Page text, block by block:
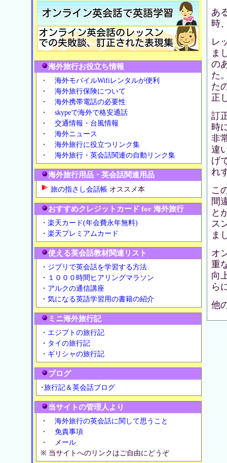
海外旅行お役立ち情報
・ 海外モバイルWifiレンタルが便利
・ 海外旅行保険について
・ 海外携帯電話の必要性
・ skypeで海外で格安通話
・ 交通情報・台風情報
・ 海外ニュース
・ 海外旅行に役立つリンク集
・ 海外旅行・英会話関連の自動リンク集
海外旅行用品・英会話関連用品
旅の指さし会話帳 オススメ本
おすすめクレジットカード for 海外旅行
・ 楽天カード(年会費永年無料)
・ 楽天プレミアムカード
使える英会話教材関連リスト
・ ジブリで英会話を学習する方法
・ １０００時間ヒアリングマラソン
・ アルクの通信講座
・ 気になる英語学習用の書籍の紹介
ミニ海外旅行記
・ エジプトの旅行記
・ タイの旅行記
・ ギリシャの旅行記
ブログ
･旅行記＆英会話ブログ
当サイトの管理人より
・ 海外旅行の英会話に関して思うこと
・ 免責事項
・
メール
※ 当サイトへのリンクはご自由にどうぞ
あ
時
レ
ま
の
た
た
正
訂
時
非
違
げ
れ
こ
間
と
ス
ま
オ
重
向
ら
他